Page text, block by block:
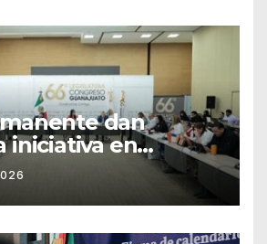
dan
iniciativa en